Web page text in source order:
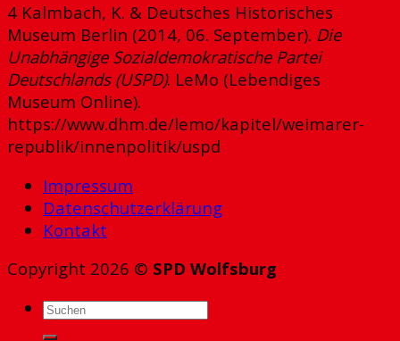
4 Kalmbach, K. & Deutsches Historisches
Museum Berlin (2014, 06. September). Die
Unabhängige Sozialdemokratische Partei
Deutschlands (USPD). LeMo (Lebendiges
Museum Online).
https://www.dhm.de/lemo/kapitel/weimarer-
republik/innenpolitik/uspd
Impressum
Datenschutzerklärung
Kontakt
Copyright 2026 © SPD Wolfsburg